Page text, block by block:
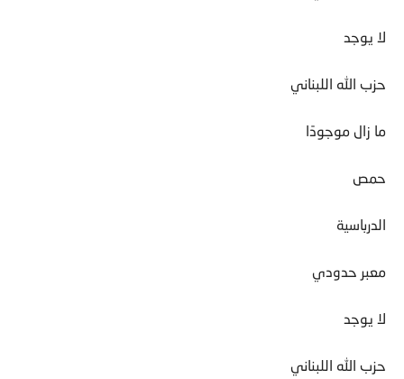
لا يوجد
حزب الله اللبناني
ما زال موجودًا
حمص
الدرباسية
معبر حدودي
لا يوجد
حزب الله اللبناني